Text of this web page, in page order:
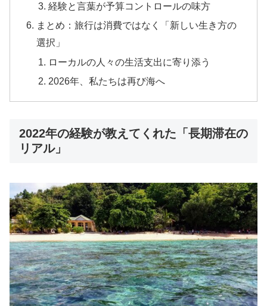
経験と言葉が予算コントロールの味方
まとめ：旅行は消費ではなく「新しい生き方の
選択」
ローカルの人々の生活支出に寄り添う
2026年、私たちは再び海へ
2022年の経験が教えてくれた「長期滞在の
リアル」